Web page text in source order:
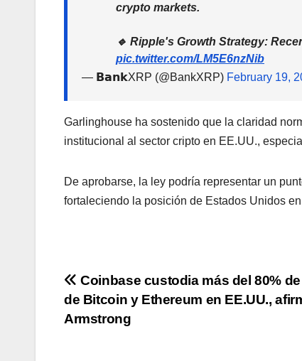
crypto markets.
🔹 Ripple's Growth Strategy:
pic.twitter.com/LM5E6nzNib
— 𝗕𝗮𝗻𝗸XRP (@BankXRP) February 19,
Garlinghouse ha sostenido que la claridad
institucional al sector cripto en EE.UU.,
De aprobarse, la ley podría representar un
fortaleciendo la posición de Estados Unidos
Navegación
de
Coinbase custodia más del 80%
de Bitcoin y Ethereum en EE.UU.,
Armstrong